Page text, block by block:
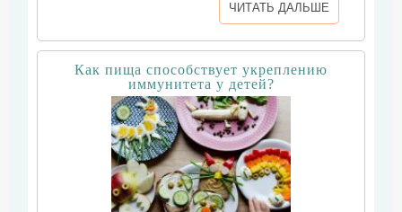
ЧИТАТЬ ДАЛЬШЕ
Как пища способствует укреплению
иммунитета у детей?